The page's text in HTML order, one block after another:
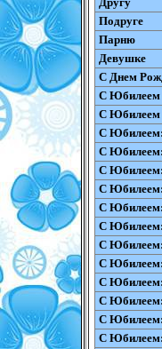
Подруге
Парню
Девушке
С Днем
С Юбилеем
С Юбилеем
С Юбилеем:
С Юбилеем:
С Юбилеем:
С Юбилеем:
С Юбилеем:
С Юбилеем:
С Юбилеем:
С Юбилеем:
С Юбилеем:
С Юбилеем:
С Юбилеем:
С Юбилеем: